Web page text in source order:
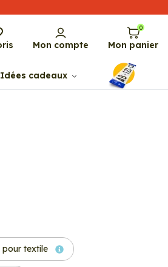
Mon compte
0
Mon panier
Idées cadeaux
textile